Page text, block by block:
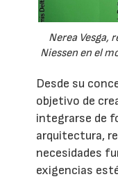
Nerea Vesga,
Niessen en el
Desde su
objetivo de
integrarse de
arquitectura,
necesidades
exigencias